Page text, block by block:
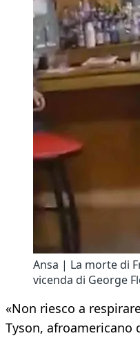
Ansa | La morte di
vicenda di George
«Non riesco a
Tyson, afroamericano